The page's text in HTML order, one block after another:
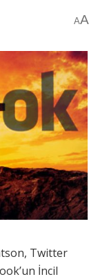
AA
Twitter
İncil